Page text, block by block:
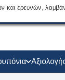
και ερευνών,